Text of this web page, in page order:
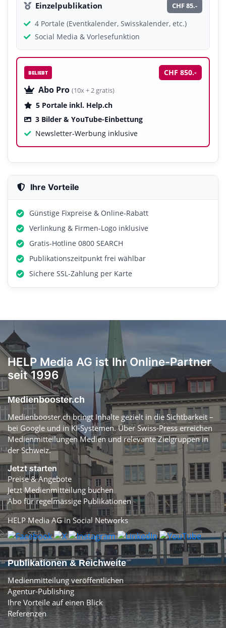
Einzelpublikation CHF 85.-
4 Portale (Eventkalender, Swisskalender, etc.)
Social Media & Vorlesefunktion
BELIEBT CHF 850.-
Abo Pro (10x + 2 gratis)
5 Portale inkl. Help.ch
3 Bilder & YouTube-Einbettung
Newsletter-Werbung inklusive
Ihre Vorteile
Günstige Fixpreise & Online-Rabatt
Verlinkung & Firmen-Logo inklusive
Gratis-Hotline 0800 SEARCH
Publikationszeitpunkt frei wählbar
Sichere SSL-Zahlung per Karte
HELP Media AG ist Ihr Online-Partner
seit 1996
Medienbooster.ch
Medienbooster.ch bringt Inhalte gezielt in die Sichtbarkeit –
bei Google und in KI-Systemen. Über Swiss-Press erreichen
Medienmitteilungen Medien und relevante Zielgruppen in
der Schweiz.
Jetzt starten
Preise & Angebote
Jetzt Medienmitteilung buchen
Abo für regelmässige Publikationen
HELP Media AG in Social Networks
Publikationen & Reichweite
Medienmitteilung veröffentlichen
Agentur-Publishing
Ihre Vorteile auf einen Blick
Referenzen